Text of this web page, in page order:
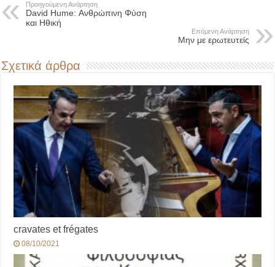
Προηγούμενη Ανάρτηση
David Hume: Ανθρώπινη Φύση
και Ηθική
Επόμενη Ανάρτηση
Μην με ερωτευτείς
Σχετικά άρθρα
cravates et frégates
08/10/2021